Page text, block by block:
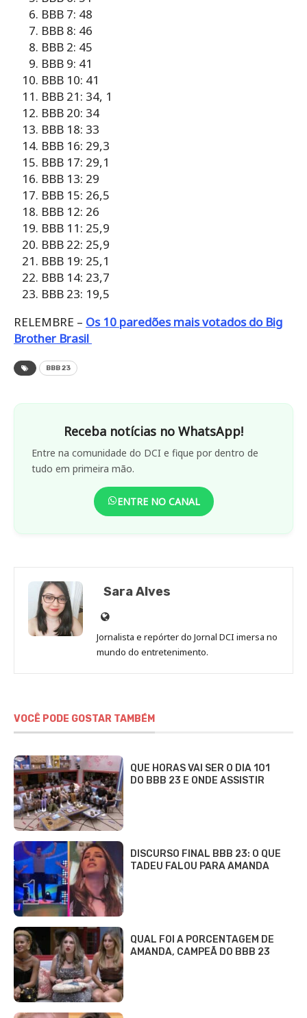
BBB 7: 48
BBB 8: 46
BBB 2: 45
BBB 9: 41
BBB 10: 41
BBB 21: 34, 1
BBB 20: 34
BBB 18: 33
BBB 16: 29,3
BBB 17: 29,1
BBB 13: 29
BBB 15: 26,5
BBB 12: 26
BBB 11: 25,9
BBB 22: 25,9
BBB 19: 25,1
BBB 14: 23,7
BBB 23: 19,5
RELEMBRE – Os 10 paredões mais votados do Big
Brother Brasil
BBB 23
Receba notícias no WhatsApp!
Entre na comunidade do DCI e fique por dentro de
tudo em primeira mão.
ENTRE NO CANAL
Sara Alves
Site
de
Sara
Jornalista e repórter do Jornal DCI imersa no
mundo do entretenimento.
VOCÊ PODE GOSTAR TAMBÉM
QUE HORAS VAI SER O DIA 101
DO BBB 23 E ONDE ASSISTIR
DISCURSO FINAL BBB 23: O QUE
TADEU FALOU PARA AMANDA
QUAL FOI A PORCENTAGEM DE
AMANDA, CAMPEÃ DO BBB 23